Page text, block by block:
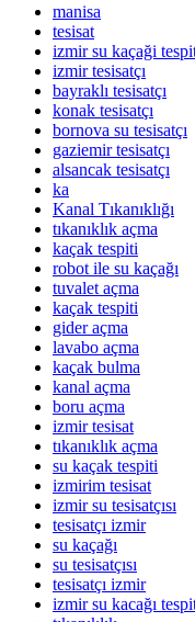
manisa
tesisat
izmir su kaçaği
izmir tesisatçı
bayraklı tesisatçı
konak tesisatçı
bornova su tesisatçı
gaziemir tesisatçı
alsancak tesisatçı
ka
Kanal Tıkanıklığı
tıkanıklık açma
kaçak tespiti
robot ile su kaçağı
tuvalet açma
kaçak tespiti
gider açma
lavabo açma
kaçak bulma
kanal açma
boru açma
izmir tesisat
tıkanıklık açma
su kaçak tespiti
izmirim tesisat
izmir su tesisatçısı
tesisatçı izmir
su kaçağı
su tesisatçısı
tesisatçı izmir
izmir su kacağı